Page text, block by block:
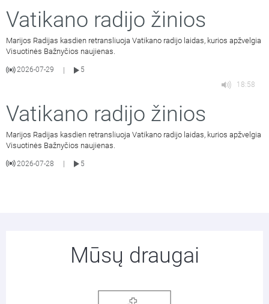
Vatikano radijo žinios
Marijos Radijas kasdien retransliuoja Vatikano radijo laidas, kurios apžvelgia
Visuotinės Bažnyčios naujienas.
2026-07-29
5
18:58
Vatikano radijo žinios
Marijos Radijas kasdien retransliuoja Vatikano radijo laidas, kurios apžvelgia
Visuotinės Bažnyčios naujienas.
2026-07-28 5
Mūsų draugai